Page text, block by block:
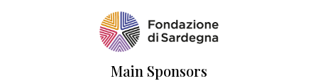
Main Sponsors